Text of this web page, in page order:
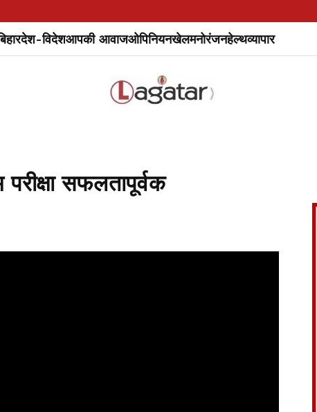
देश-विदेशआपकी आवाजओपिनियनखेलमनोरंजनहेल्थव्यापार
परीक्षा सफलतापूर्वक